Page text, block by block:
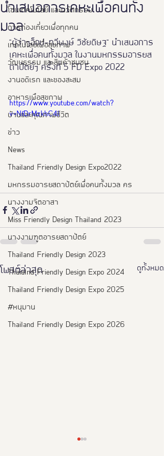
โซนเทคโนโลยี และนวัตกรรม
การท่องเที่ยวเพื่อทุกคน
เทคโนโลยีเพื่อสุขภาพ
วัฒนธรรม และสินค้าชุมชน
งานอดิเรก และของสะสม
อาหารเพือสุขภาพ
บ้านและคุณภาพชีวิต
ข่าว
News
Thailand Friendly Design Expo2022
มหกรรมอารยสถาปัตย์เพื่อคนทั้งมวล คร
นางงามจิตอาสา
Miss Friendly Design Thailand 2023
นางงามฑูตอารยสถาปัตย์
Thailand Friendly Design 2023
Thaialnd Friendly Design Expo 2024
Thailand Friendly Design Expo 2025
#หนุมาน
Thailand Friendly Design Expo 2026
นำเสนอการเคหะเพื่อคนทั้ง
มวล
"ผู้ว่าฯอ็อป-ทวีพงษ์ วิชัยดิษฐ" นำเสนอการ
เคหะเพื่อคนทั้งมวล ในงานมหกรรมอารยส
ถาปัตย์ฯ ครั้งที่ 5 FD Expo 2022
https://www.youtube.com/watch?
v=NfDrMzkhC4I
โพสต์ล่าสุด ดูทั้งหมด